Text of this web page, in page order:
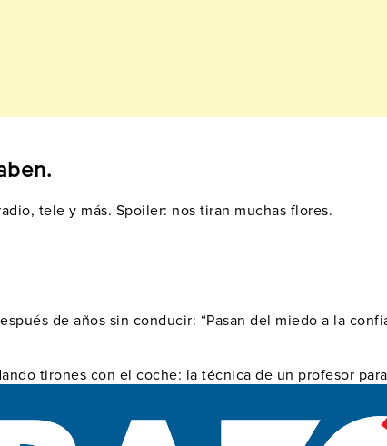
tele y más. Spoiler: nos tiran muchas flores.
de años sin conducir: “Pasan del miedo a la
tirones con el coche: la técnica de un profesor